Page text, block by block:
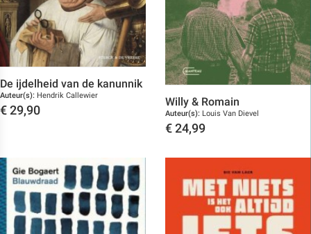
De ijdelheid van de kanunnik
Auteur(s): Hendrik Callewier
€ 29,90
Willy & Romain
Auteur(s): Louis Van Dievel
€ 24,99